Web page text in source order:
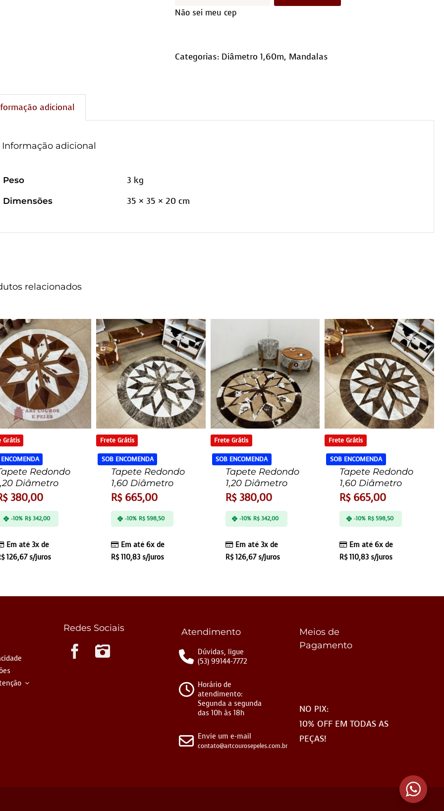
Não sei meu cep
Categorias: Diâmetro 1,60m, Mandalas
adicional
Informação adicional
Peso 3 kg
Dimensões 35 × 35 × 20 cm
relacionados
Grátis
Redondo
Diâmetro
380,00
Em até 3x de
126,67s/juros
-10% R$342,00
Frete Grátis
SOB ENCOMENDA
Tapete Redondo
1,60 Diâmetro
R$665,00
Em até 6x de
R$110,83s/juros
-10% R$ 598,50
Frete Grátis
SOB ENCOMENDA
Tapete Redondo
1,20 Diâmetro
R$380,00
Em até 3x de
R$126,67s/juros
-10% R$ 342,00
Frete Grátis
SOB ENCOMENDA
Tapete Redondo
1,60 Diâmetro
R$665,00
Em até 6x de
R$110,83 s/juros
-10% R$598,50
Redes Sociais Atendimento
Dúvidas, ligue
(53) 99144-7772
Horário de
atendimento:
Segunda a segunda
das 10h às 18h
Envie um e-mail
contato@artcourosepeles.com.br
Meios de
Pagamento
NO PIX:
10% OFF EM TODAS AS
PEÇAS!